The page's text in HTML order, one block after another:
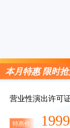
立即咨询
本月特惠 限时
营业性演出许可
特惠价